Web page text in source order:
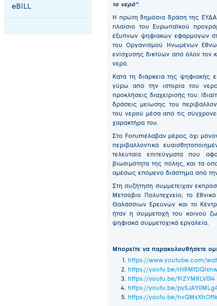
eBILL
το νερό".
Η πρώτη δημόσια δράση της
πλαίσιο του Ευρωπαϊκού
έξυπνων ψηφιακών εφαρμογών
του Οργανισμού Ηνωμένων
ενίσχυσης δικτύων από όλον τον
νερό.
Κατά τη διάρκεια της ψηφιακής
γύρω από την ιστορία του
προκλήσεις διαχείρισής του.
δράσεις μείωσης του
του νερού μέσα από τις
χαρακτήρα του.
Στο Forumέλαβαν μέρος όχι
περιβαλλοντικά
τελευταία επιτεύγματα που
βιωσιμότητα της πόλης, και τα
αμέσως επόμενο διάστημα από
Στη συζήτηση συμμετείχαν
Μετσόβιο Πολυτεχνείο, το
Θαλάσσιων Ερευνών και το
ήταν η συμμετοχή του κοινού
ψηφιακά συμμετοχικά εργαλεία.
Μπορείτε να παρακολουθήσετε
https://www.youtube.com/
https://youtu.be/
https://youtu.be/9IZYMRLV0l4
https://youtu.be/
https://youtu.be/hvQMsXhOftk